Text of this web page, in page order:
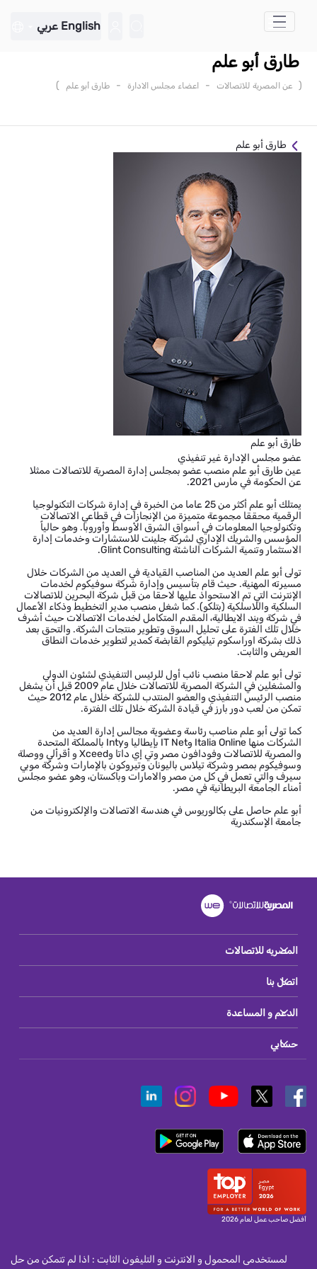
تخطي إلى المحتوى الرئيسي
English عربي
طارق أبو علم
( عن المصرية للاتصالات - اعضاء مجلس الادارة - طارق أبو علم )
طارق أبو علم
طارق أبو علم
عضو مجلس الإدارة غير تنفيذي
عين طارق أبو علم منصب عضو بمجلس إدارة المصرية للاتصالات ممثلا
عن الحكومة في مارس 2021.
يمتلك أبو علم أكثر من 25 عاما من الخبرة في إدارة شركات التكنولوجيا
الرقمية محققا مجموعة متميزة من الإنجازات في قطاعي الاتصالات
وتكنولوجيا المعلومات في أسواق الشرق الأوسط وأوروبا. وهو حالياً
المؤسس والشريك الإداري لشركة جلينت للاستشارات وخدمات إدارة
الاستثمار وتنمية الشركات الناشئة Glint Consulting.
تولى أبو علم العديد من المناصب القيادية في العديد من الشركات خلال
مسيرته المهنية. حيث قام بتأسيس وإدارة شركة سوفيكوم لخدمات
الإنترنت التي تم الاستحواذ عليها لاحقا من قبل شركة البحرين للاتصالات
السلكية واللاسلكية (بتلكو). كما شغل منصب مدير التخطيط وذكاء الأعمال
في شركة ويند الايطالية، المقدم المتكامل لخدمات الاتصالات حيث أشرف
خلال تلك الفترة على تحليل السوق وتطوير منتجات الشركة. والتحق بعد
ذلك بشركة اوراسكوم تيليكوم القابضة كمدير لتطوير خدمات النطاق
العريض والثابت.
تولى أبو علم لاحقا منصب نائب أول للرئيس التنفيذي لشئون الدولي
والمشغلين في الشركة المصرية للاتصالات خلال عام 2009 قبل أن يشغل
منصب الرئيس التنفيذي والعضو المنتدب للشركة خلال عام 2012 حيث
تمكن من لعب دور بارز في قيادة الشركة خلال تلك الفترة.
كما تولى أبو علم مناصب رئاسة وعضوية مجالس إدارة العديد من
الشركات منها Italia Online وIT Net بإيطاليا وInty بالمملكة المتحدة
والمصرية للاتصالات وفودافون مصر وتي إي داتا وXceed و أقرألي ووصلة
وسوفيكوم بمصر وشركة تيلاس باليونان وتيروكون بالإمارات وشركة موبي
سيرف والتي تعمل في كل من مصر والامارات وباكستان، وهو عضو مجلس
أمناء الجامعة البريطانية في مصر.
أبو علم حاصل على بكالوريوس في هندسة الاتصالات والإلكترونيات من
جامعة الإسكندرية
المصريه للاتصالات
اتصل بنا
الدعم و المساعدة
حسابي
أفضل صاحب عمل لعام 2026
لمستخدمى المحمول و الانترنت و التليفون الثابت : اذا لم تتمكن من حل